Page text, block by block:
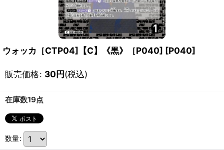
ウォッカ［CTP04]【C】《黒》［P040] [P040]
販売価格: 30円(税込)
在庫数19点
数量: